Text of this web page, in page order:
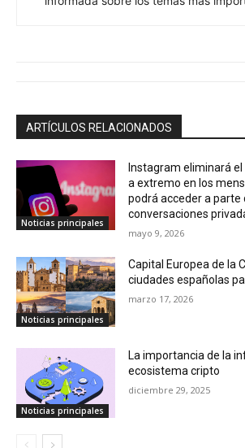
ARTÍCULOS RELACIONADOS
Noticias principales
Instagram eliminará
a extremo en los
podrá acceder a parte
conversaciones
mayo 9, 2026
Noticias principales
Capital Europea de la
ciudades españolas
marzo 17, 2026
Noticias principales
La importancia de la
ecosistema cripto
diciembre 29, 2025